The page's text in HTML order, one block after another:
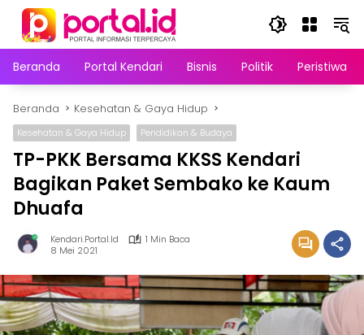
Langsung
konten
Beranda
Portal Kendari Bisnis Politik Peristiwa
Beranda Kesehatan & Gaya Hidup
Kesehatan & Gaya Hidup Pendidikan & Budaya
TP-PKK Bersama KKSS Kendari
Bagikan Paket Sembako ke Kaum
Dhuafa
Kendari.portal.id
1 Min Baca
8 Mei 2021